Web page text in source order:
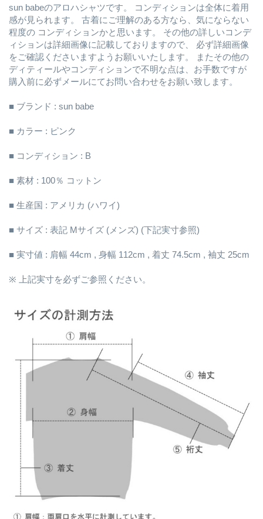
sun babeのアロハシャツです。 コンディションは全体に着用
感が見られます。 古着にご理解のある方なら、気にならない
程度の コンディションかと思います。 その他の詳しいコンデ
ィションは詳細画像に記載しておりますので、 必ず詳細画像
をご確認くださいますようお願いいたします。 またその他の
ディティールやコンディションで不明な点は、お手数ですが
購入前に必ずメールにてお問い合わせをお願い致します。
■ ブランド : sun babe
■ カラー : ピンク
■ コンディション : B
■ 素材 : 100％ コットン
■ 生産国 : アメリカ (ハワイ)
■ サイズ : 表記 Mサイズ (メンズ) (下記実寸参照)
■ 実寸値 : 肩幅 44cm , 身幅 112cm , 着丈 74.5cm , 袖丈 25cm
※ 上記実寸を必ずご参照ください。